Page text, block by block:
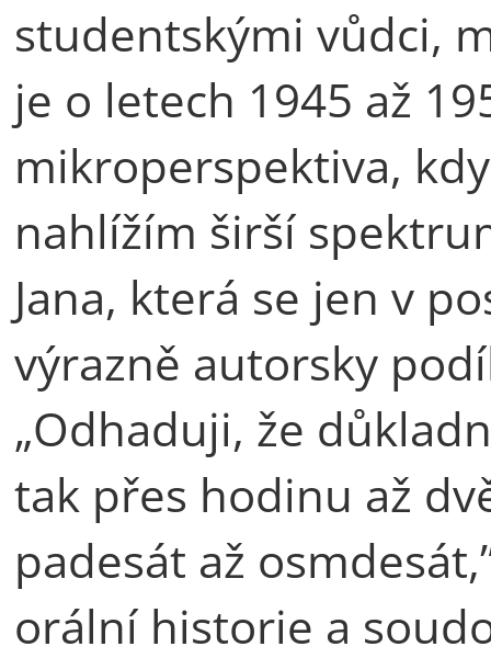
studentskými vůdci,
je o letech 1945 až
mikroperspektiva,
nahlížím širší
Jana, která se jen v
výrazně autorsky
„Odhaduji, že
tak přes hodinu až
padesát až
orální historie a